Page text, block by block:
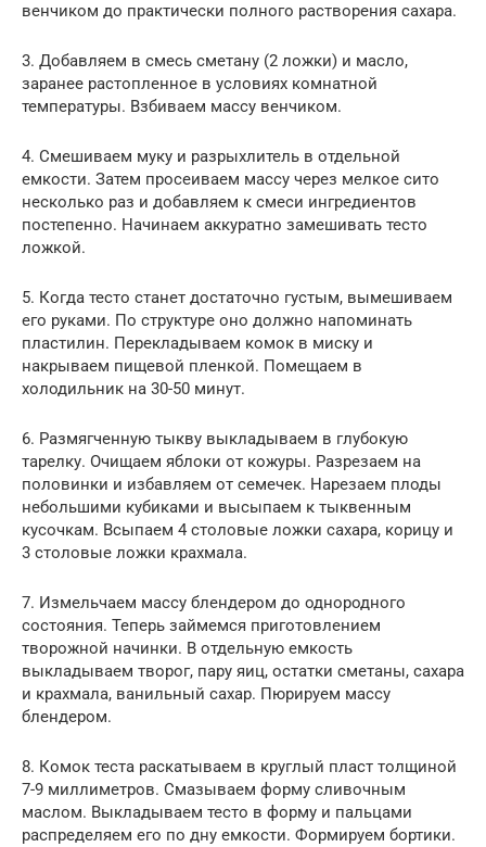
венчиком до практически полного растворения сахара.
3. Добавляем в смесь сметану (2 ложки) и масло,
заранее растопленное в условиях комнатной
температуры. Взбиваем массу венчиком.
4. Смешиваем муку и разрыхлитель в отдельной
емкости. Затем просеиваем массу через мелкое сито
несколько раз и добавляем к смеси ингредиентов
постепенно. Начинаем аккуратно замешивать тесто
ложкой.
5. Когда тесто станет достаточно густым, вымешиваем
его руками. По структуре оно должно напоминать
пластилин. Перекладываем комок в миску и
накрываем пищевой пленкой. Помещаем в
холодильник на 30-50 минут.
6. Размягченную тыкву выкладываем в глубокую
тарелку. Очищаем яблоки от кожуры. Разрезаем на
половинки и избавляем от семечек. Нарезаем плоды
небольшими кубиками и высыпаем к тыквенным
кусочкам. Всыпаем 4 столовые ложки сахара, корицу и
3 столовые ложки крахмала.
7. Измельчаем массу блендером до однородного
состояния. Теперь займемся приготовлением
творожной начинки. В отдельную емкость
выкладываем творог, пару яиц, остатки сметаны, сахара
и крахмала, ванильный сахар. Пюрируем массу
блендером.
8. Комок теста раскатываем в круглый пласт толщиной
7-9 миллиметров. Смазываем форму сливочным
маслом. Выкладываем тесто в форму и пальцами
распределяем его по дну емкости. Формируем бортики.